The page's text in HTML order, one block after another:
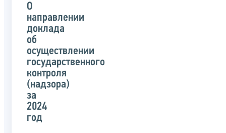
указанного
письма
О
направлении
доклада
об
осуществлении
государственного
контроля
(надзора)
за
2024
год